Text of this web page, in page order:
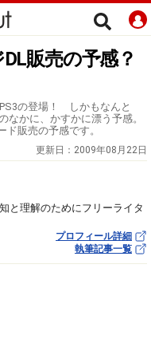
販売の予感？
の登場！ しかもなんと
かに、かすかに漂う予感。
販売の予感です。
更新日： 2009年08月22日
と理解のためにフリーライタ
プロフィール詳細
執筆記事一覧